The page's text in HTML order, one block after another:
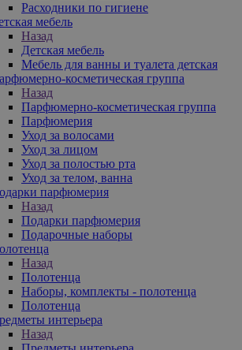
Расходники по гигиене
мебель
Назад
Детская мебель
Мебель для ванны и туалета детская
косметическая группа
Назад
Парфюмерно-косметическая группа
Парфюмерия
Уход за волосами
Уход за лицом
Уход за полостью рта
Уход за телом, ванна
парфюмерия
Назад
Подарки парфюмерия
Подарочные наборы
Назад
Полотенца
Наборы, комплекты - полотенца
Полотенца
интерьера
Назад